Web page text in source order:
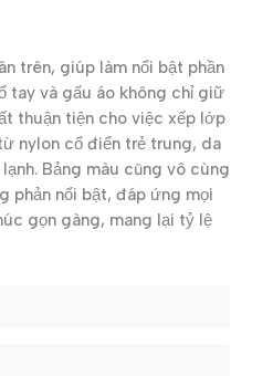
trên, giúp làm nổi bật phần
tay và gấu áo không chỉ giữ
thuận tiện cho việc xếp lớp
nylon cổ điển trẻ trung, da
Bảng màu cũng vô cùng
phản nổi bật, đáp ứng mọi
gọn gàng, mang lại tỷ lệ